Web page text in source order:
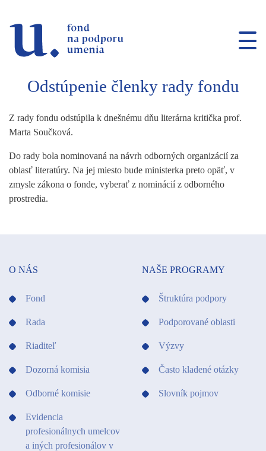
Odstúpenie členky rady fondu
Z rady fondu odstúpila k dnešnému dňu literárna kritička prof.
Marta Součková.
Do rady bola nominovaná na návrh odborných organizácií za
oblasť literatúry. Na jej miesto bude ministerka preto opäť, v
zmysle zákona o fonde, vyberať z nominácií z odborného
prostredia.
O NÁS
Fond
Rada
Riaditeľ
Dozorná komisia
Odborné komisie
Evidencia
profesionálnych umelcov
a iných profesionálov v
NAŠE PROGRAMY
Štruktúra podpory
Podporované oblasti
Výzvy
Často kladené otázky
Slovník pojmov